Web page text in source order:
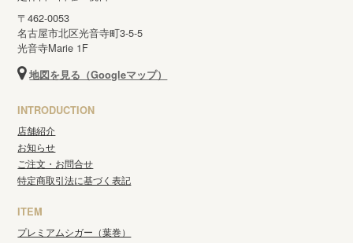
〒462-0053
名古屋市北区光音寺町3-5-5
光音寺Marie 1F
地図を見る（Googleマップ）
INTRODUCTION
店舗紹介
お知らせ
ご注文・お問合せ
特定商取引法に基づく表記
ITEM
プレミアムシガー（葉巻）